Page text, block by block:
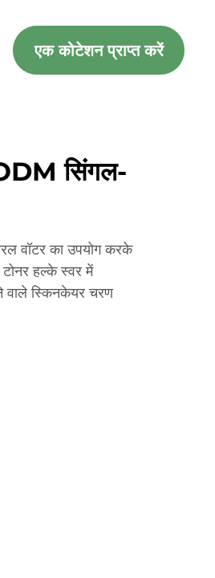
एक कोटेशन प्राप्त करें
सिंगल-
वॉटर का उपयोग करके
हल्के स्वर में
वाले स्किनकेयर चरण